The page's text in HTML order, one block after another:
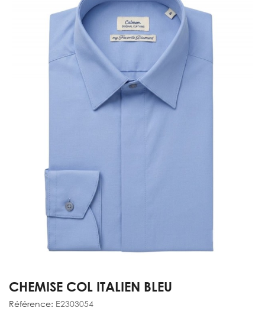
CHEMISE COL ITALIEN BLEU
Référence: E2303054